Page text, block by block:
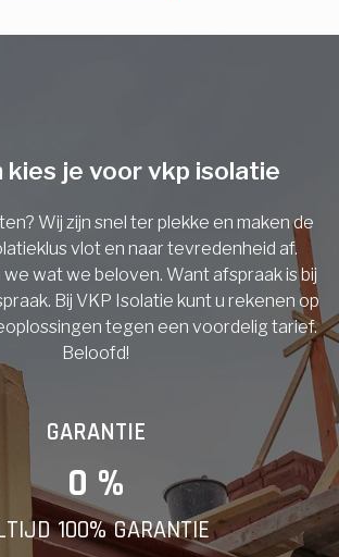
kies je voor vkp isolatie
Wij zijn snel ter plekke en maken de
vlot en naar tevredenheid af.
we wat we beloven. Want afspraak is bij
Bij VKP Isolatie kunt u rekenen op
tegen een voordelig tarief.
Beloofd!
GARANTIE
0 %
100% GARANTIE